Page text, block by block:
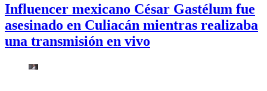
Influencer mexicano César Gastélum fue
asesinado en Culiacán mientras realizaba
una transmisión en vivo